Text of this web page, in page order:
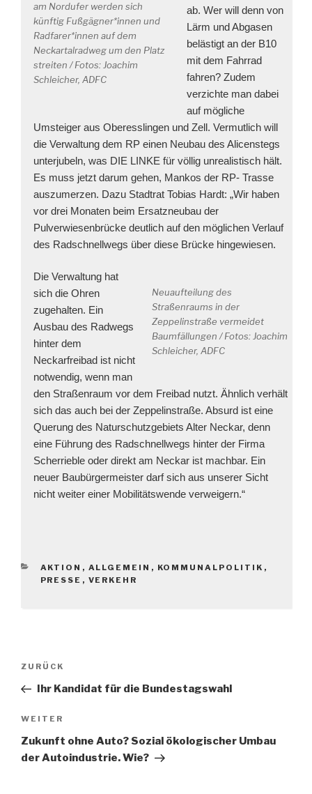
am Nordufer werden sich
künftig Fußgägner*innen und
Radfarer*innen auf dem
Neckartalradweg um den Platz
streiten / Fotos: Joachim
Schleicher, ADFC
ab. Wer will denn von
Lärm und Abgasen
belästigt an der B10
mit dem Fahrrad
fahren? Zudem
verzichte man dabei
auf mögliche
Umsteiger aus Oberesslingen und Zell. Vermutlich will
die Verwaltung dem RP einen Neubau des Alicenstegs
unterjubeln, was DIE LINKE für völlig unrealistisch hält.
Es muss jetzt darum gehen, Mankos der RP- Trasse
auszumerzen. Dazu Stadtrat Tobias Hardt: „Wir haben
vor drei Monaten beim Ersatzneubau der
Pulverwiesenbrücke deutlich auf den möglichen Verlauf
des Radschnellwegs über diese Brücke hingewiesen.
Neuaufteilung des
Straßenraums in der
Zeppelinstraße vermeidet
Baumfällungen / Fotos: Joachim
Schleicher, ADFC
Die Verwaltung hat
sich die Ohren
zugehalten. Ein
Ausbau des Radwegs
hinter dem
Neckarfreibad ist nicht
notwendig, wenn man
den Straßenraum vor dem Freibad nutzt. Ähnlich verhält
sich das auch bei der Zeppelinstraße. Absurd ist eine
Querung des Naturschutzgebiets Alter Neckar, denn
eine Führung des Radschnellwegs hinter der Firma
Scherrieble oder direkt am Neckar ist machbar. Ein
neuer Baubürgermeister darf sich aus unserer Sicht
nicht weiter einer Mobilitätswende verweigern.“
KATEGORIEN
AKTION , ALLGEMEIN , KOMMUNALPOLITIK ,
PRESSE , VERKEHR
Beitragsnavigation
Vorheriger
Beitrag
ZURÜCK
Ihr Kandidat für die Bundestagswahl
Nächster
Beitrag
WEITER
Zukunft ohne Auto? Sozial ökologischer Umbau
der Autoindustrie. Wie?